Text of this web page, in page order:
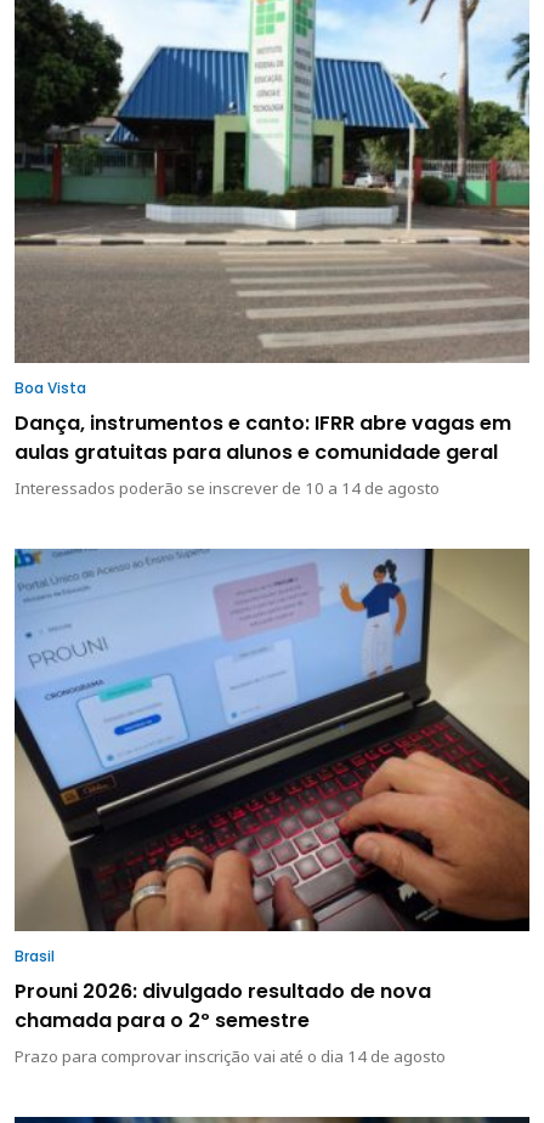
Boa Vista
Dança, instrumentos e canto: IFRR abre vagas em
aulas gratuitas para alunos e comunidade geral
Interessados poderão se inscrever de 10 a 14 de agosto
Brasil
Prouni 2026: divulgado resultado de nova
chamada para o 2º semestre
Prazo para comprovar inscrição vai até o dia 14 de agosto